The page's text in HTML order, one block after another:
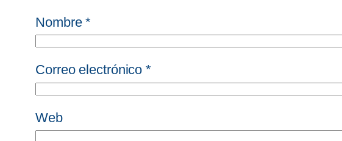
Nombre*
Correo electrónico*
Web